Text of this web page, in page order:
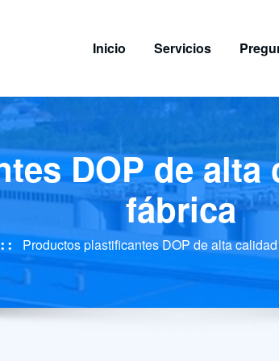
Inicio Servicios
DOP de
fábrica
Productos plastificantes DOP de alta